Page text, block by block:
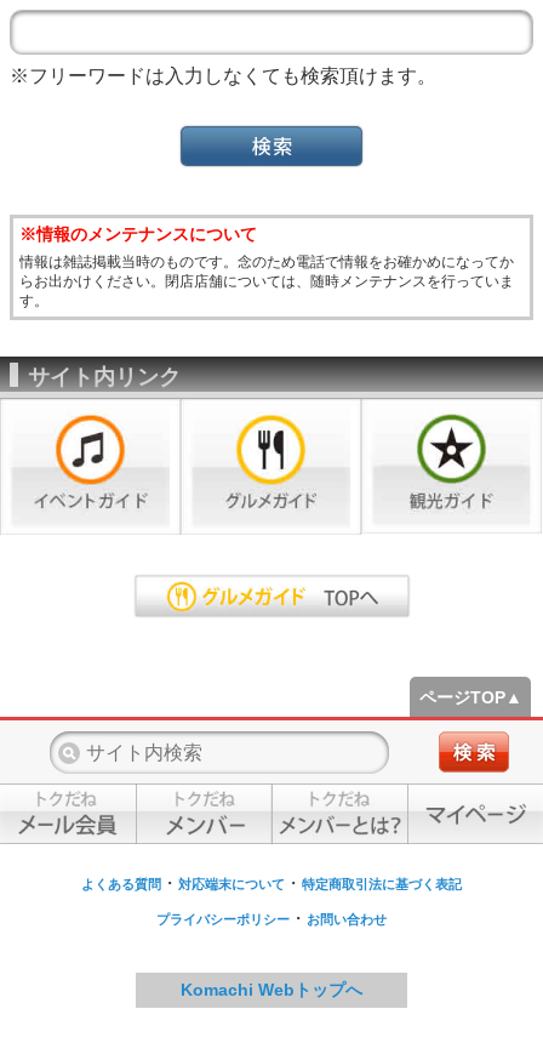
※フリーワードは入力しなくても検索頂けます。
※情報のメンテナンスについて
情報は雑誌掲載当時のものです。念のため電話で情報をお確かめになってか
らお出かけください。閉店店舗については、随時メンテナンスを行っていま
す。
サイト内リンク
ページTOP▲
よくある質問 ・ 対応端末について ・ 特定商取引法に基づく表記
プライバシーポリシー ・ お問い合わせ
Komachi Webトップへ